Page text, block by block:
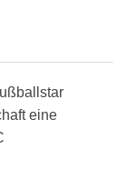
eine